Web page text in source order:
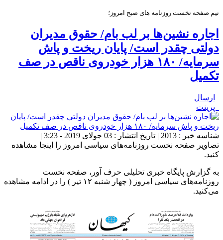
نیم صفحه نخست روزنامه های صبح امروز؛
اجاره نشین‌ها بر لب بام/ حقوق مدیران
دولتی چقدر است/ پایان ریخت و پاش
سرمایه/ ۱۸۰ هزار خودروی ناقص در صف
تکمیل
ارسال
پرینت
شناسه خبر : 2013 | تاریخ انتشار : 03 جولای 2019 - 3:23 |
تصاویر صفحه نخست روزنامه‌های سیاسی امروز را اینجا مشاهده
کنید.
به گزارش پایگاه خبری تحلیلی حرف آور، صفحه نخست
روزنامه‌های سیاسی امروز ( چهار شنبه ۱۲ تیر ) را در ادامه مشاهده
می‌کنید.